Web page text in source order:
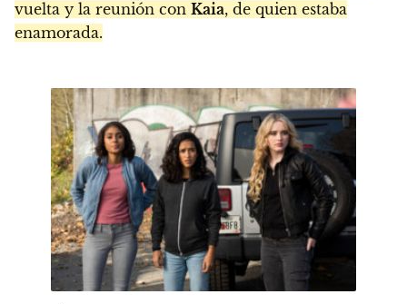
vuelta y la reunión con Kaia, de quien estaba
enamorada.